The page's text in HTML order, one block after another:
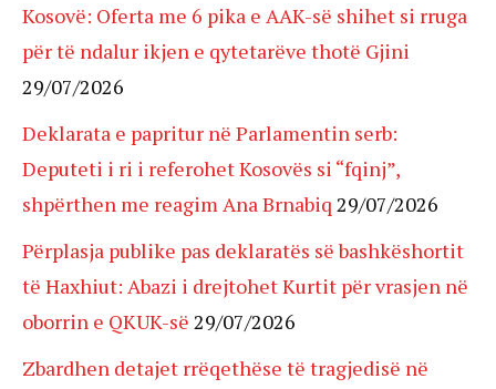
Kosovë: Oferta me 6 pika e AAK-së shihet si rruga
për të ndalur ikjen e qytetarëve thotë Gjini
29/07/2026
Deklarata e papritur në Parlamentin serb:
Deputeti i ri i referohet Kosovës si “fqinj”,
shpërthen me reagim Ana Brnabiq 29/07/2026
Përplasja publike pas deklaratës së bashkëshortit
të Haxhiut: Abazi i drejtohet Kurtit për vrasjen në
oborrin e QKUK-së 29/07/2026
Zbardhen detajet rrëqethëse të tragjedisë në